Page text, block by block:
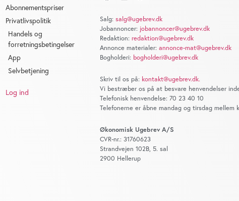
Abonnementspriser
Privatlivspolitik
Handels og
forretningsbetingelser
App
Selvbetjening
Log ind
Salg: salg@ugebrev.dk
Jobannoncer: jobannoncer@ugebrev.dk
Redaktion: redaktion@ugebrev.dk
Annonce materialer: annonce-mat@ugebrev.dk
Bogholderi: bogholderi@ugebrev.dk
Skriv til os på: kontakt@ugebrev.dk.
Vi bestræber os på at besvare henvendelser
Telefonisk henvendelse: 70 23 40 10
Telefonerne er åbne mandag og tirsdag mellem
Økonomisk Ugebrev A/S
CVR-nr.: 31760623
Strandvejen 102B, 5. sal
2900 Hellerup